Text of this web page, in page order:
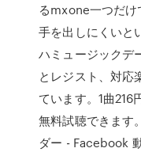
るmxone一つだ
手を出しにくいと
ハミュージックデ
とレジスト、対応
ています。1曲216
無料試聴できます
ダー - Facebook